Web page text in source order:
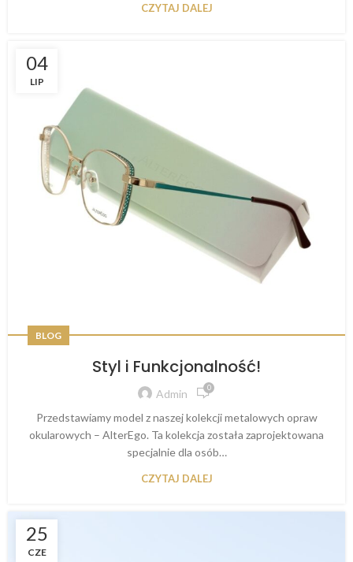
CZYTAJ DALEJ
04
LIP
BLOG
Styl i Funkcjonalność!
Admin 0
Przedstawiamy model z naszej kolekcji metalowych opraw
okularowych – AlterEgo. Ta kolekcja została zaprojektowana
specjalnie dla osób…
CZYTAJ DALEJ
25
CZE